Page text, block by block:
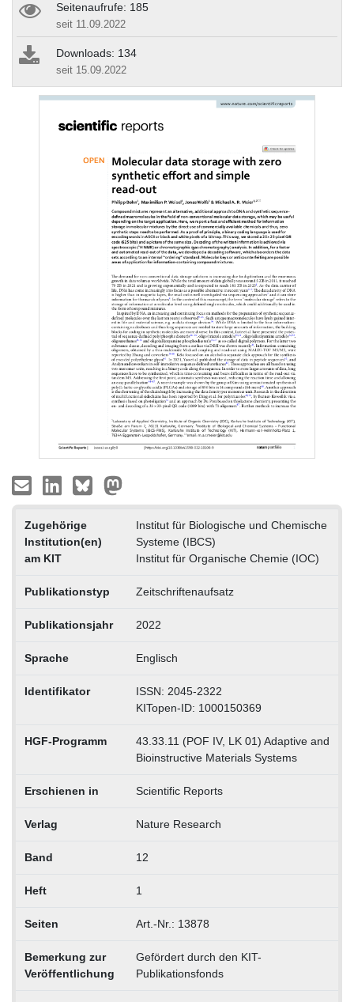
Seitenaufrufe: 185
seit 11.09.2022
Downloads: 134
seit 15.09.2022
Zugehörige
Institution(en)
am KIT
Institut für Biologische und Chemische
Systeme (IBCS)
Institut für Organische Chemie (IOC)
Publikationstyp Zeitschriftenaufsatz
Publikationsjahr 2022
Sprache Englisch
Identifikator
ISSN: 2045-2322
KITopen-ID: 1000150369
HGF-Programm
43.33.11 (POF IV, LK 01) Adaptive and
Bioinstructive Materials Systems
Erschienen in Scientific Reports
Verlag Nature Research
Band 12
Heft 1
Seiten Art.-Nr.: 13878
Bemerkung zur
Veröffentlichung
Gefördert durch den KIT-
Publikationsfonds